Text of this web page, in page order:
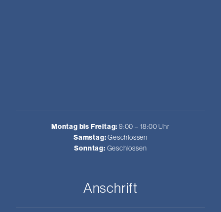
Montag bis Freitag: 9:00 – 18:00 Uhr
Samstag:Geschlossen
Sonntag: Geschlossen
Anschrift